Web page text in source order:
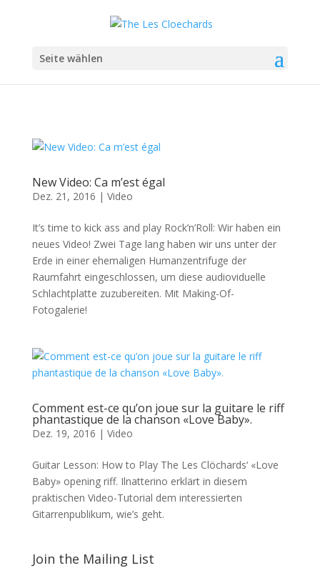
Seite wählen
New Video: Ca m’est égal
Dez. 21, 2016 | Video
It’s time to kick ass and play Rock’n’Roll: Wir haben ein
neues Video! Zwei Tage lang haben wir uns unter der
Erde in einer ehemaligen Humanzentrifuge der
Raumfahrt eingeschlossen, um diese audioviduelle
Schlachtplatte zuzubereiten. Mit Making-Of-
Fotogalerie!
Comment est-ce qu’on joue sur la guitare le riff
phantastique de la chanson «Love Baby».
Dez. 19, 2016 | Video
Guitar Lesson: How to Play The Les Clöchards‘ «Love
Baby» opening riff. Ilnatterino erklärt in diesem
praktischen Video-Tutorial dem interessierten
Gitarrenpublikum, wie’s geht.
Join the Mailing List